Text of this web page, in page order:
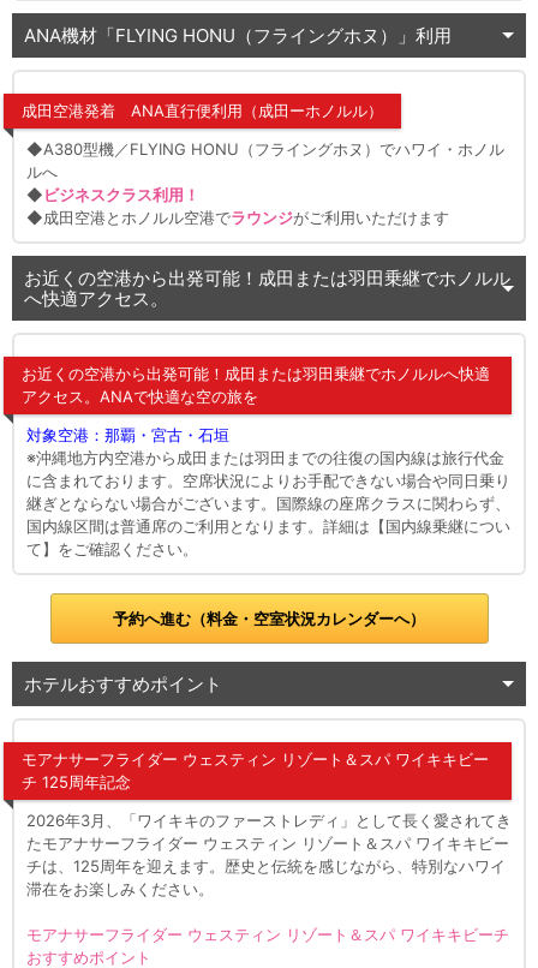
ANA機材「FLYING HONU（フライングホヌ）」利用
成田空港発着 ANA直行便利用（成田ーホノルル）
◆A380型機／FLYING HONU（フライングホヌ）でハワイ・ホノル
ルへ
◆ビジネスクラス利用！
◆成田空港とホノルル空港でラウンジがご利用いただけます
お近くの空港から出発可能！成田または羽田乗継でホノルル
へ快適アクセス。
お近くの空港から出発可能！成田または羽田乗継でホノルルへ快適
アクセス。ANAで快適な空の旅を
対象空港：那覇・宮古・石垣
※沖縄地方内空港から成田または羽田までの往復の国内線は旅行代金
に含まれております。空席状況によりお手配できない場合や同日乗り
継ぎとならない場合がございます。国際線の座席クラスに関わらず、
国内線区間は普通席のご利用となります。詳細は【国内線乗継につい
て】をご確認ください。
予約へ進む（料金・空室状況カレンダーへ）
ホテルおすすめポイント
モアナサーフライダー ウェスティン リゾート＆スパ ワイキキビー
チ 125周年記念
2026年3月、「ワイキキのファーストレディ」として長く愛されてき
たモアナサーフライダー ウェスティン リゾート＆スパ ワイキキビー
チは、125周年を迎えます。歴史と伝統を感じながら、特別なハワイ
滞在をお楽しみください。
モアナサーフライダー ウェスティン リゾート＆スパ ワイキキビーチ
おすすめポイント